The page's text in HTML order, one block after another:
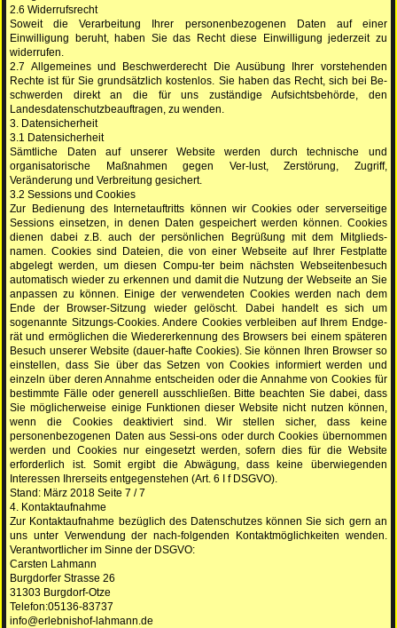
2.6 Widerrufsrecht
Soweit die Verarbeitung Ihrer personenbezogenen Daten auf einer
Einwilligung beruht, haben Sie das Recht diese Einwilligung jederzeit zu
widerrufen.
2.7 Allgemeines und Beschwerderecht Die Ausübung Ihrer vorstehenden
Rechte ist für Sie grundsätzlich kostenlos. Sie haben das Recht, sich bei Be-
schwerden direkt an die für uns zuständige Aufsichtsbehörde, den
Landesdatenschutzbeauftragen, zu wenden.
3. Datensicherheit
3.1 Datensicherheit
Sämtliche Daten auf unserer Website werden durch technische und
organisatorische Maßnahmen gegen Ver-lust, Zerstörung, Zugriff,
Veränderung und Verbreitung gesichert.
3.2 Sessions und Cookies
Zur Bedienung des Internetauftritts können wir Cookies oder serverseitige
Sessions einsetzen, in denen Daten gespeichert werden können. Cookies
dienen dabei z.B. auch der persönlichen Begrüßung mit dem Mitglieds-
namen. Cookies sind Dateien, die von einer Webseite auf Ihrer Festplatte
abgelegt werden, um diesen Compu-ter beim nächsten Webseitenbesuch
automatisch wieder zu erkennen und damit die Nutzung der Webseite an Sie
anpassen zu können. Einige der verwendeten Cookies werden nach dem
Ende der Browser-Sitzung wieder gelöscht. Dabei handelt es sich um
sogenannte Sitzungs-Cookies. Andere Cookies verbleiben auf Ihrem Endge-
rät und ermöglichen die Wiedererkennung des Browsers bei einem späteren
Besuch unserer Website (dauer-hafte Cookies). Sie können Ihren Browser so
einstellen, dass Sie über das Setzen von Cookies informiert werden und
einzeln über deren Annahme entscheiden oder die Annahme von Cookies für
bestimmte Fälle oder generell ausschließen. Bitte beachten Sie dabei, dass
Sie möglicherweise einige Funktionen dieser Website nicht nutzen können,
wenn die Cookies deaktiviert sind. Wir stellen sicher, dass keine
personenbezogenen Daten aus Sessi-ons oder durch Cookies übernommen
werden und Cookies nur eingesetzt werden, sofern dies für die Website
erforderlich ist. Somit ergibt die Abwägung, dass keine überwiegenden
Interessen Ihrerseits entgegenstehen (Art. 6 I f DSGVO).
Stand: März 2018 Seite 7 / 7
4. Kontaktaufnahme
Zur Kontaktaufnahme bezüglich des Datenschutzes können Sie sich gern an
uns unter Verwendung der nach-folgenden Kontaktmöglichkeiten wenden.
Verantwortlicher im Sinne der DSGVO:
Carsten Lahmann
Burgdorfer Strasse 26
31303 Burgdorf-Otze
Telefon:05136-83737
info@erlebnishof-lahmann.de